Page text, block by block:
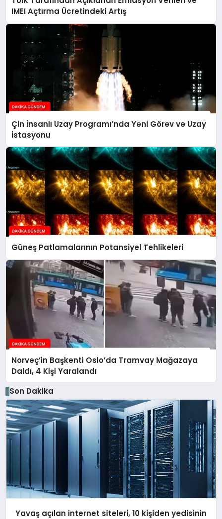
IMEI Açtırma Ücretindeki Artış
Çin İnsanlı Uzay Programı’nda Yeni Görev ve Uzay
İstasyonu
Güneş Patlamalarının Potansiyel Tehlikeleri
Norveç’in Başkenti Oslo’da Tramvay Mağazaya
Daldı, 4 Kişi Yaralandı
Son Dakika
Yavaş açılan internet siteleri, 10 kişiden yedisinin